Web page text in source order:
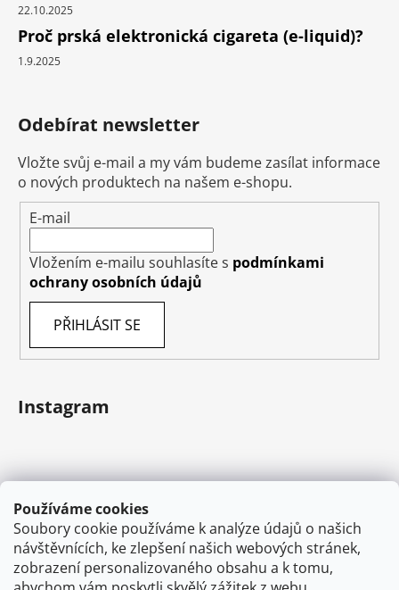
Používáme cookies
Soubory cookie používáme k analýze údajů o našich
návštěvnících, ke zlepšení našich webových stránek,
zobrazení personalizovaného obsahu a k tomu,
22.10.2025
Proč prská elektronická cigareta (e-liquid)?
1.9.2025
Odebírat newsletter
Vložte svůj e-mail a my vám budeme zasílat informace
o nových produktech na našem e-shopu.
E-mail
Vložením e-mailu souhlasíte s podmínkami
ochrany osobních údajů
PŘIHLÁSIT SE
Instagram